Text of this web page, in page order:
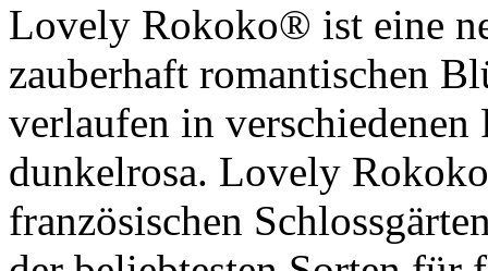
Lovely Rokoko® ist eine
zauberhaft romantischen
verlaufen in verschiedenen
dunkelrosa. Lovely Rokoko
französischen